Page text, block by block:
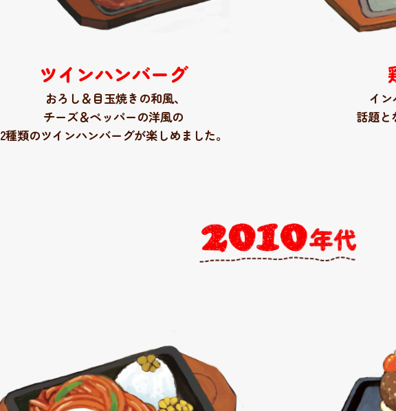
ツインハンバーグ
おろし＆目玉焼きの和風、
チーズ＆ペッパーの洋風の
2種類のツインハンバーグが楽しめました。
イ
話題と